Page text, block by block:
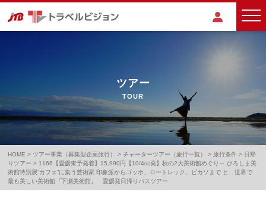
ツアー
TOUR
HOME > ツアー事業（募集型企画旅行） >チャーターツアー（旅行一覧） >旅行条件 > 日帰
りツアー > 1166【愛媛東予発着】15,990円【10/4㈰発】秋の2大美術館めぐり～ ひろしま美
術館特別展“カフェ”に集う芸術家 印象派からゴッホ、ロートレック、ピカソまで と、世界で
最も美しい美術館『下瀬美術館』 愛媛発日帰りバスツアー